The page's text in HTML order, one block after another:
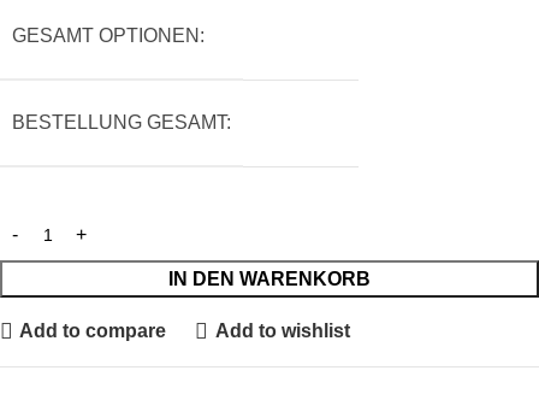
GESAMT OPTIONEN:
BESTELLUNG GESAMT:
IN DEN WARENKORB
Add to compare Add to wishlist